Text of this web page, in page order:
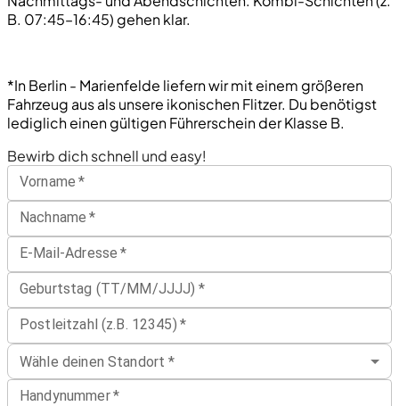
B. 07:45–16:45) gehen klar.
*In Berlin - Marienfelde liefern wir mit einem größeren
Fahrzeug aus als unsere ikonischen Flitzer. Du benötigst
lediglich einen gültigen Führerschein der Klasse B.
Bewirb dich schnell und easy!
Vorname *
Nachname *
E-Mail-Adresse *
Geburtstag (TT/MM/JJJJ) *
Postleitzahl (z.B. 12345) *
Wähle deinen Standort *
Handynummer*